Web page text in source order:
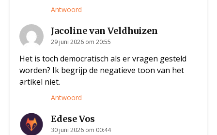
Antwoord
Jacoline van Veldhuizen
29 juni 2026 om 20:55
Het is toch democratisch als er vragen gesteld
worden? Ik begrijp de negatieve toon van het
artikel niet.
Antwoord
Edese Vos
30 juni 2026 om 00:44